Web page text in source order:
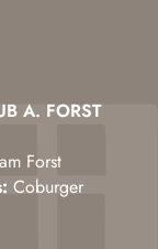
A. FORST
Forst
Coburger